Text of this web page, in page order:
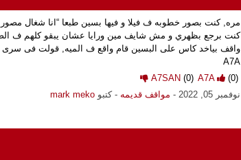
مره, كنت بصور خطوبه ف فيلا و فيها بسين طبعا “انا شغال مصور
كنت برجع بظهري و مش شايف مين ورايا عشان يبقو كلهم ف
واقف بياخد كاس على البسين قام واقع ف الميه, قولت فى
A7A
A7A
(0)
(0)
A7SAN
نوفمبر 05, 2022
- مواقف قديمه - كتبو mark meko